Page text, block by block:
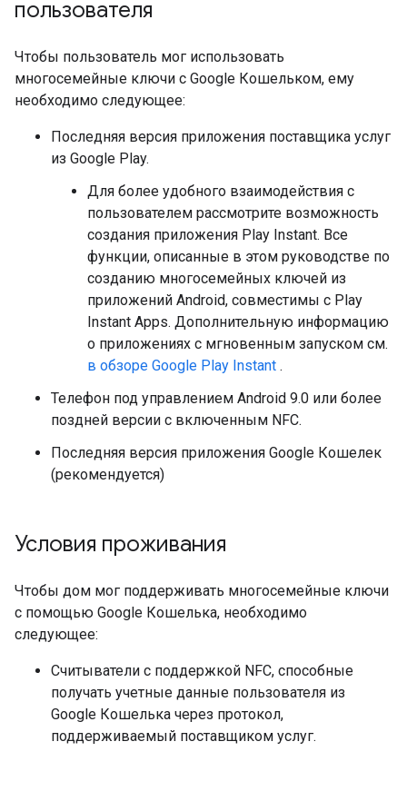
пользователя
Чтобы пользователь мог использовать
многосемейные ключи с Google Кошельком, ему
необходимо следующее:
Последняя версия приложения поставщика услуг
из Google Play.
Для более удобного взаимодействия с
пользователем рассмотрите возможность
создания приложения Play Instant. Все
функции, описанные в этом руководстве по
созданию многосемейных ключей из
приложений Android, совместимы с Play
Instant Apps. Дополнительную информацию
о приложениях с мгновенным запуском см.
в обзоре Google Play Instant .
Телефон под управлением Android 9.0 или более
поздней версии с включенным NFC.
Последняя версия приложения Google Кошелек
(рекомендуется)
Условия проживания
Чтобы дом мог поддерживать многосемейные ключи
с помощью Google Кошелька, необходимо
следующее:
Считыватели с поддержкой NFC, способные
получать учетные данные пользователя из
Google Кошелька через протокол,
поддерживаемый поставщиком услуг.